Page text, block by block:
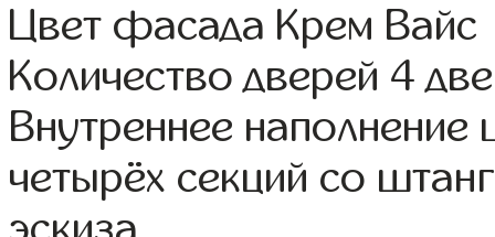
Цвет фасада Крем Вайс
Количество дверей 4
Внутреннее
четырёх секций со